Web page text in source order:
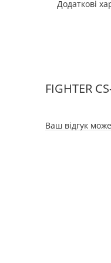
Додаткові
FIGHTER
Ваш відгук